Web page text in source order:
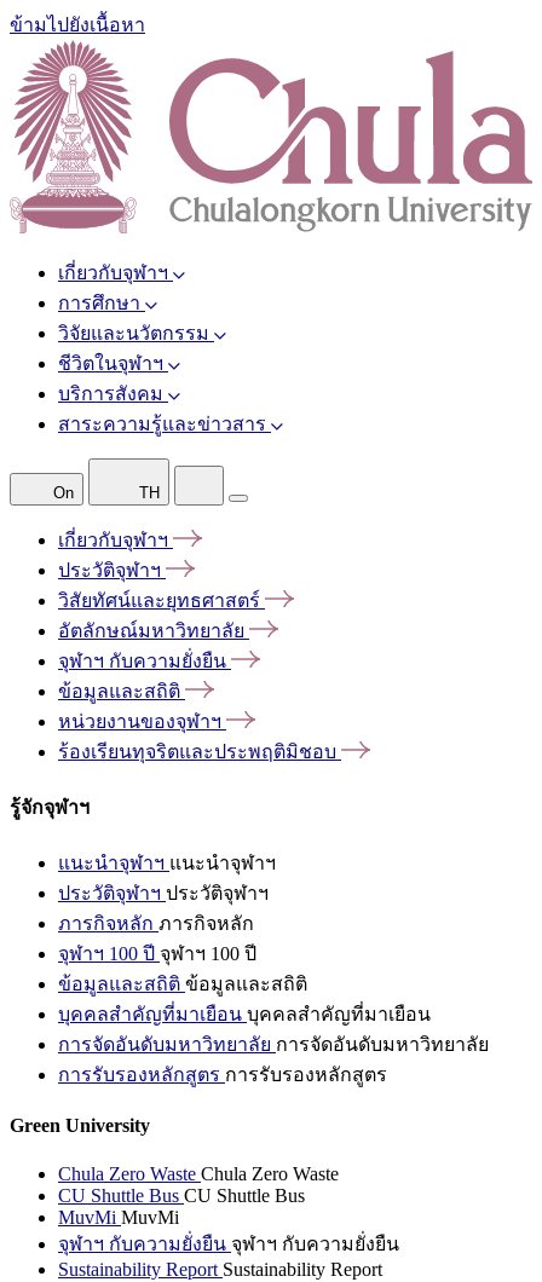
ข้ามไปยังเนื้อหา
เกี่ยวกับจุฬาฯ
การศึกษา
วิจัยและนวัตกรรม
ชีวิตในจุฬาฯ
บริการสังคม
สาระความรู้และข่าวสาร
On TH
เกี่ยวกับจุฬาฯ
ประวัติจุฬาฯ
วิสัยทัศน์และยุทธศาสตร์
อัตลักษณ์มหาวิทยาลัย
จุฬาฯ กับความยั่งยืน
ข้อมูลและสถิติ
หน่วยงานของจุฬาฯ
ร้องเรียนทุจริตและประพฤติมิชอบ
รู้จักจุฬาฯ
แนะนำจุฬาฯ แนะนำจุฬาฯ
ประวัติจุฬาฯ ประวัติจุฬาฯ
ภารกิจหลัก ภารกิจหลัก
จุฬาฯ 100 ปี จุฬาฯ 100 ปี
ข้อมูลและสถิติ ข้อมูลและสถิติ
บุคคลสำคัญที่มาเยือน บุคคลสำคัญที่มาเยือน
การจัดอันดับมหาวิทยาลัย การจัดอันดับมหาวิทยาลัย
การรับรองหลักสูตร การรับรองหลักสูตร
Green University
Chula Zero Waste Chula Zero Waste
CU Shuttle Bus CU Shuttle Bus
MuvMi MuvMi
จุฬาฯ กับความยั่งยืน จุฬาฯ กับความยั่งยืน
Sustainability Report Sustainability Report